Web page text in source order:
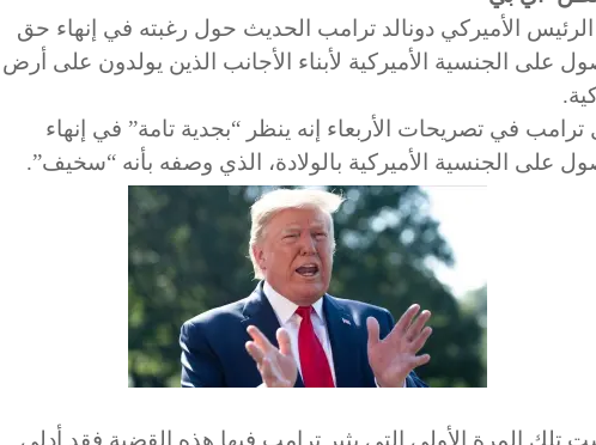
الرئيس الأميركي دونالد ترامب الحديث حول رغبته في إنهاء حق
على الجنسية الأميركية لأبناء الأجانب الذين يولدون على أرض
ترامب في تصريحات الأربعاء إنه ينظر “بجدية تامة” في إنهاء
على الجنسية الأميركية بالولادة، الذي وصفه بأنه “سخيف”.
تلك المرة الأولى التي يثير ترامب فيها هذه القضية فقد أدلى